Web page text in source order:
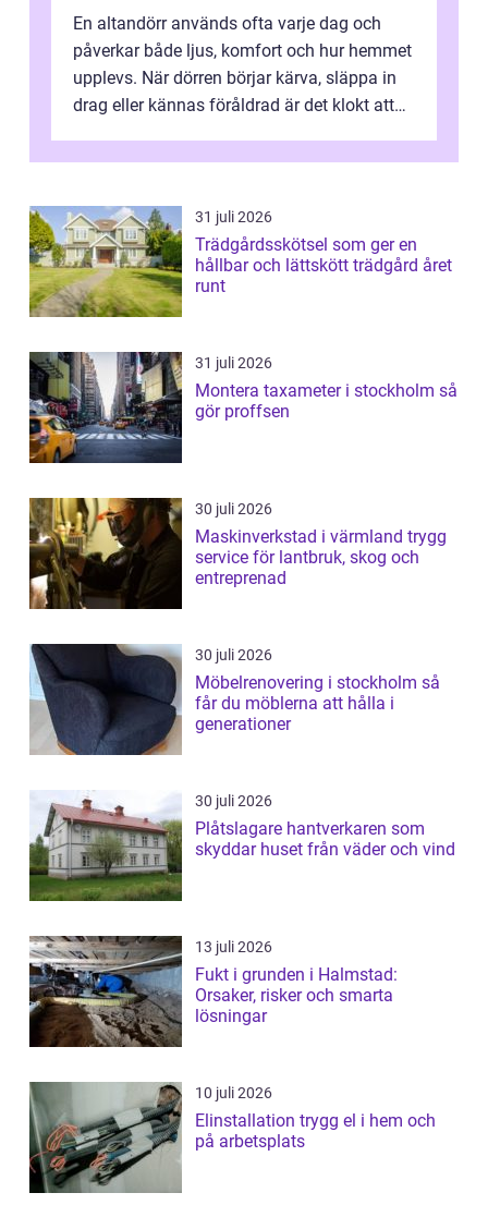
En altandörr används ofta varje dag och
påverkar både ljus, komfort och hur hemmet
upplevs. När dörren börjar kärva, släppa in
drag eller kännas föråldrad är det klokt att
31 juli 2026
Trädgårdsskötsel som ger en
hållbar och lättskött trädgård året
runt
31 juli 2026
Montera taxameter i stockholm så
gör proffsen
30 juli 2026
Maskinverkstad i värmland trygg
service för lantbruk, skog och
entreprenad
30 juli 2026
Möbelrenovering i stockholm så
får du möblerna att hålla i
generationer
30 juli 2026
Plåtslagare hantverkaren som
skyddar huset från väder och vind
13 juli 2026
Fukt i grunden i Halmstad:
Orsaker, risker och smarta
lösningar
10 juli 2026
Elinstallation trygg el i hem och
på arbetsplats